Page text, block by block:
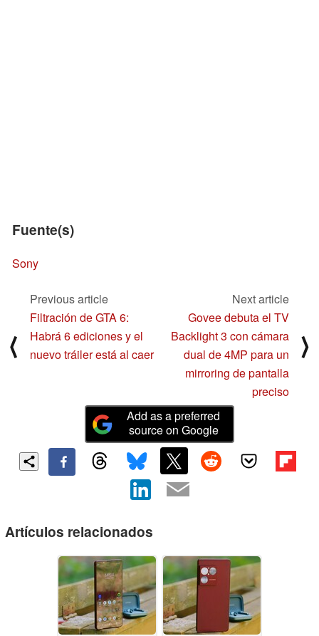
Fuente(s)
Sony
⟨
Previous article
Filtración de GTA 6:
Habrá 6 ediciones y el
nuevo tráiler está al caer
Next article
Govee debuta el TV
Backlight 3 con cámara
dual de 4MP para un
mirroring de pantalla
preciso
⟩
Add as a preferred
source on Google
Artículos relacionados